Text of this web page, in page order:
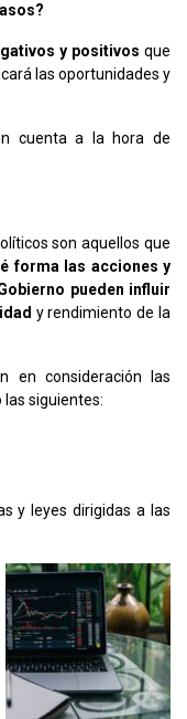
y positivos que
las oportunidades y
cuenta a la hora de
son aquellos que
forma las acciones y
pueden influir
y rendimiento de la
en consideración las
siguientes:
y leyes dirigidas a las